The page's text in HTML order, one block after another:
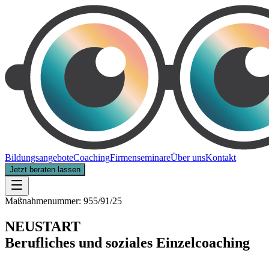
BildungsangeboteCoachingFirmenseminareÜber unsKontakt
Jetzt beraten lassen
Maßnahmenummer: 955/91/25
NEUSTART
Berufliches und soziales Einzelcoaching